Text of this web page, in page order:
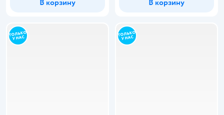
В корзину В корзину